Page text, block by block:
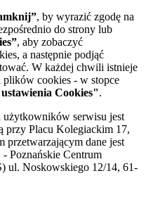
, by wyrazić zgodę na
do strony lub
, aby zobaczyć
a następnie podjąć
W każdej chwili istnieje
plików cookies - w stopce
Cookies".
serwisu jest
przy Placu Kolegiackim 17,
przetwarzającym dane jest
Poznańskie Centrum
ul. Noskowskiego 12/14, 61-